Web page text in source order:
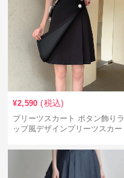
¥2,590 (税込)
プリーツスカート ボタン飾りラ
ップ風デザインプリーツスカー